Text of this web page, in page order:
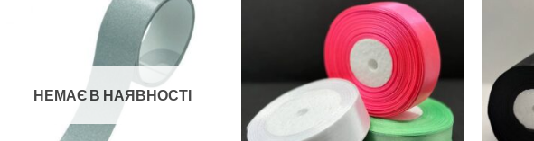
Додати
до
списку
бажань
НЕМАЄ В НАЯВНОСТІ
Додати
до
списку
бажань